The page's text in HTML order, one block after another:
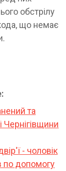
обстрілу
що немає
та
Чернігівщини
- чоловік
по допомогу